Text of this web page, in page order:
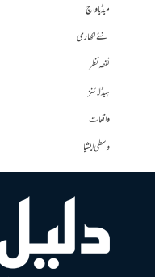
میڈیا واچ
نئے لکھاری
نقطہ نظر
ہیڈلائنز
واقعات
وسطی ایشیا